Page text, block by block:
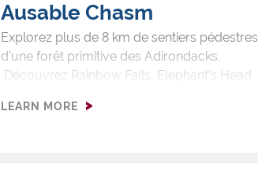
Ausable Chasm
Explorez plus de 8 km de sentiers pédestres
d'une forêt primitive des Adirondacks.
Découvrez Rainbow Falls, Elephant's Head,
étrangement calme de Mystic Gorge.
une paroi naturelle en pierre pour observez
LEARN MORE